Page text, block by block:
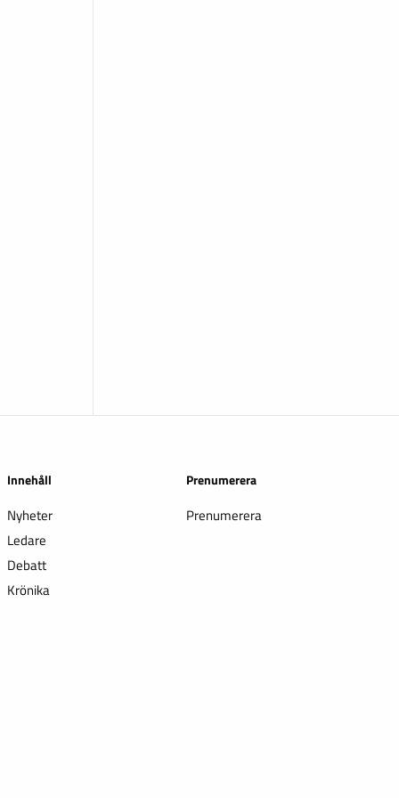
Innehåll
Nyheter
Ledare
Debatt
Krönika
Prenumerera
Prenumerera